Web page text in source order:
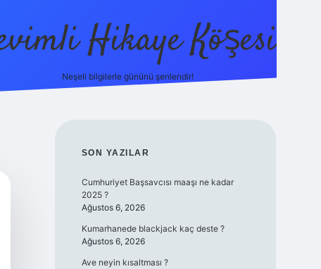
Hikaye Köşesi
Neşeli bilgilerle gününü şenlendir!
SIDEBAR
SON YAZILAR
Cumhuriyet Başsavcısı maaşı ne kadar
2025 ?
Ağustos 6, 2026
Kumarhanede blackjack kaç deste ?
Ağustos 6, 2026
Ave neyin kısaltması ?